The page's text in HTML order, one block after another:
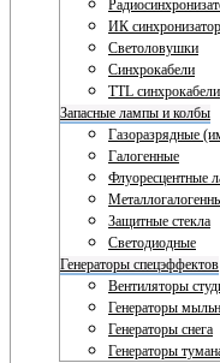
ИК
Светоловушки
Синхрокабели
TTL синхрокабели
Запасные лампы и колбы
Газоразрядные
Галогенные
Флуоресцентные
Защитные стекла
Светодиодные
Генераторы спецэффектов
Вентиляторы
Генераторы
Генераторы снега
Генераторы